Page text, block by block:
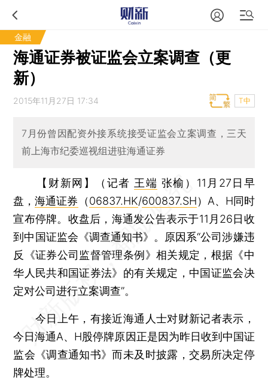
金融
海通证券被证监会立案调查（更
新）
2015年11月27日 17:34 T中
7月份曾因配资外接系统接受证监会立案调查，三天
前上海市纪委巡视组进驻海通证券
【财新网】（记者 王端 张榆） 11月27日早
盘，海通证券 （06837.HK/600837.SH）A、H同时
宣布停牌。收盘后，海通发公告表示于11月26日收
到中国证监会《调查通知书》。原因系“公司涉嫌违
反《证券公司监督管理条例》相关规定，根据《中
华人民共和国证券法》的有关规定，中国证监会决
定对公司进行立案调查”。
今日上午，有接近海通人士对财新记者表示，
今日海通A、H股停牌原因正是因为昨日收到中国证
监会《调查通知书》而未及时披露，交易所决定停
牌处理。